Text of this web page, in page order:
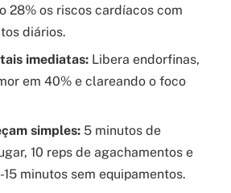
28% os riscos cardíacos com
diários.
imediatas: Libera endorfinas,
em 40% e clareando o foco
simples: 5 minutos de
10 reps de agachamentos e
15 minutos sem equipamentos.